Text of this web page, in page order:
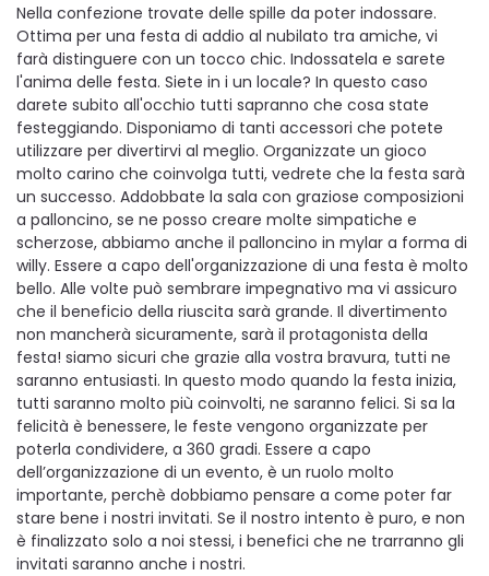
Nella confezione trovate delle spille da poter indossare.
Ottima per una festa di addio al nubilato tra amiche, vi
farà distinguere con un tocco chic. Indossatela e sarete
l'anima delle festa. Siete in i un locale? In questo caso
darete subito all'occhio tutti sapranno che cosa state
festeggiando. Disponiamo di tanti accessori che potete
utilizzare per divertirvi al meglio. Organizzate un gioco
molto carino che coinvolga tutti, vedrete che la festa sarà
un successo. Addobbate la sala con graziose composizioni
a palloncino, se ne posso creare molte simpatiche e
scherzose, abbiamo anche il palloncino in mylar a forma di
willy. Essere a capo dell'organizzazione di una festa è molto
bello. Alle volte può sembrare impegnativo ma vi assicuro
che il beneficio della riuscita sarà grande. Il divertimento
non mancherà sicuramente, sarà il protagonista della
festa! siamo sicuri che grazie alla vostra bravura, tutti ne
saranno entusiasti. In questo modo quando la festa inizia,
tutti saranno molto più coinvolti, ne saranno felici. Si sa la
felicità è benessere, le feste vengono organizzate per
poterla condividere, a 360 gradi. Essere a capo
dell’organizzazione di un evento, è un ruolo molto
importante, perchè dobbiamo pensare a come poter far
stare bene i nostri invitati. Se il nostro intento è puro, e non
è finalizzato solo a noi stessi, i benefici che ne trarranno gli
invitati saranno anche i nostri.